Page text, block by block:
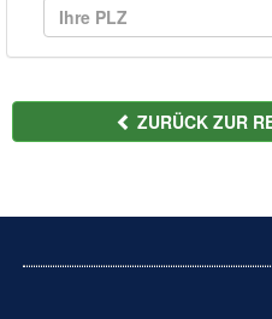
ZURÜCK ZUR